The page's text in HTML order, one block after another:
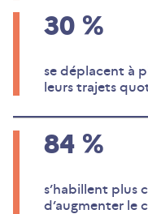
30 %
se déplacent à
leurs trajets
84 %
s’habillent plus
d’augmenter le